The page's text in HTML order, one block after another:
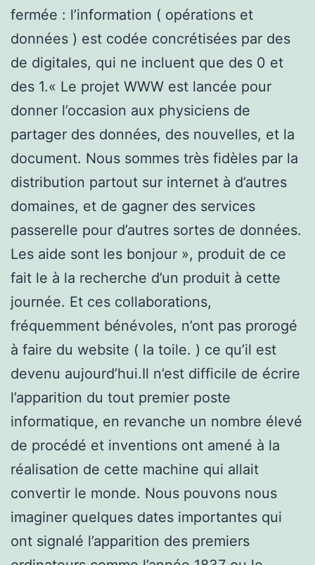
fermée : l’information ( opérations et
données ) est codée concrétisées par des
de digitales, qui ne incluent que des 0 et
des 1.« Le projet WWW est lancée pour
donner l’occasion aux physiciens de
partager des données, des nouvelles, et la
document. Nous sommes très fidèles par la
distribution partout sur internet à d’autres
domaines, et de gagner des services
passerelle pour d’autres sortes de données.
Les aide sont les bonjour », produit de ce
fait le à la recherche d’un produit à cette
journée. Et ces collaborations,
fréquemment bénévoles, n’ont pas prorogé
à faire du website ( la toile. ) ce qu’il est
devenu aujourd’hui.Il n’est difficile de écrire
l’apparition du tout premier poste
informatique, en revanche un nombre élevé
de procédé et inventions ont amené à la
réalisation de cette machine qui allait
convertir le monde. Nous pouvons nous
imaginer quelques dates importantes qui
ont signalé l’apparition des premiers